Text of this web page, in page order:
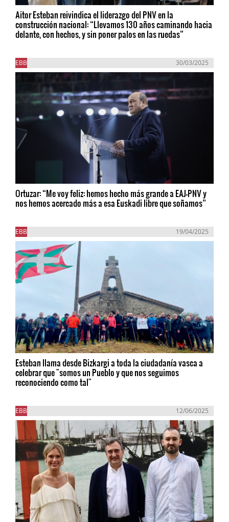
Aitor Esteban reivindica el liderazgo del PNV en la
construcción nacional: “Llevamos 130 años caminando hacia
delante, con hechos, y sin poner palos en las ruedas”
EBB 30/03/2025
Ortuzar: “Me voy feliz: hemos hecho más grande a EAJ-PNV y
nos hemos acercado más a esa Euskadi libre que soñamos”
EBB 19/04/2025
Esteban llama desde Bizkargi a toda la ciudadanía vasca a
celebrar que "somos un Pueblo y que nos seguimos
reconociendo como tal"
EBB 12/06/2025